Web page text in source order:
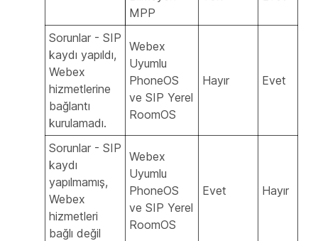
MPP
Sorunlar - SIP
kaydı yapıldı,
Webex
hizmetlerine
bağlantı
kurulamadı.
Webex
Uyumlu
PhoneOS
ve SIP Yerel
RoomOS
Hayır Evet
Sorunlar - SIP
kaydı
yapılmamış,
Webex
hizmetleri
bağlı değil
Webex
Uyumlu
PhoneOS
ve SIP Yerel
RoomOS
Evet Hayır